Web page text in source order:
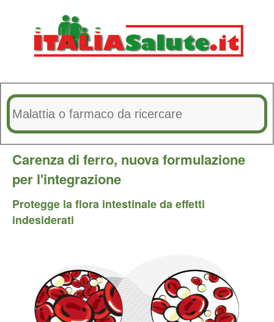
Carenza di ferro, nuova formulazione
per l'integrazione
Protegge la flora intestinale da effetti
indesiderati